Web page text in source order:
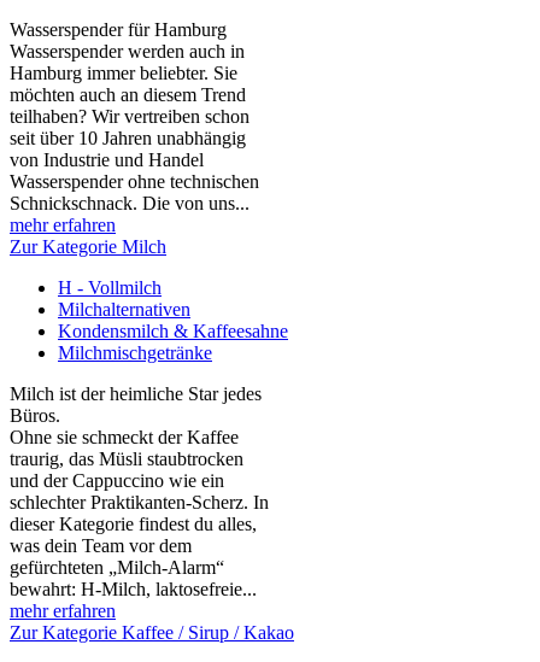
Wasserspender für Hamburg
Wasserspender werden auch in
Hamburg immer beliebter. Sie
möchten auch an diesem Trend
teilhaben? Wir vertreiben schon
seit über 10 Jahren unabhängig
von Industrie und Handel
Wasserspender ohne technischen
Schnickschnack. Die von uns...
mehr erfahren
Zur Kategorie Milch
H - Vollmilch
Milchalternativen
Kondensmilch & Kaffeesahne
Milchmischgetränke
Milch ist der heimliche Star jedes
Büros.
Ohne sie schmeckt der Kaffee
traurig, das Müsli staubtrocken
und der Cappuccino wie ein
schlechter Praktikanten‑Scherz. In
dieser Kategorie findest du alles,
was dein Team vor dem
gefürchteten „Milch‑Alarm“
bewahrt: H‑Milch, laktosefreie...
mehr erfahren
Zur Kategorie Kaffee / Sirup / Kakao